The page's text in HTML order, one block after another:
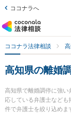
ココナラへ
ココナラ法律相談
高知県の離婚
高知県で離婚調停に強
応している弁護士など
件で弁護士を絞り込め